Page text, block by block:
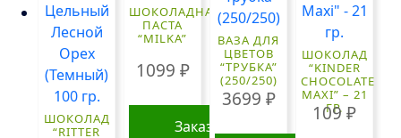
ШОКОЛАД
“RITTER
ШОКОЛАДНАЯ
ПАСТА
“MILKA”
1099 ₽
Заказать
ВАЗА ДЛЯ
ЦВЕТОВ
“ТРУБКА”
(250/250)
3699 ₽
ШОКОЛАД
“KINDER
CHOCOLATE
MAXI” – 21
ГР.
109₽